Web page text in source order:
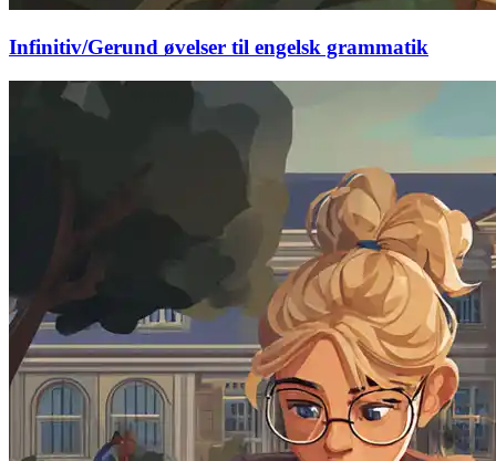
Infinitiv/Gerund øvelser til engelsk grammatik